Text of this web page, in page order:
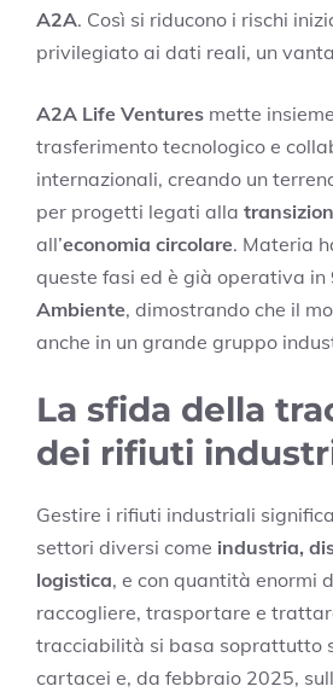
A2A. Così si riducono i rischi
privilegiato ai dati reali, un
A2A Life Ventures mette
trasferimento tecnologico e
internazionali, creando un
per progetti legati alla
all’economia circolare. Materia
queste fasi ed è già operativa in
Ambiente, dimostrando che il
anche in un grande gruppo
La sfida della
dei rifiuti
Gestire i rifiuti industriali
settori diversi come industria,
logistica, e con quantità enormi
raccogliere, trasportare e
tracciabilità si basa soprattutto
cartacei e, da febbraio 2025,